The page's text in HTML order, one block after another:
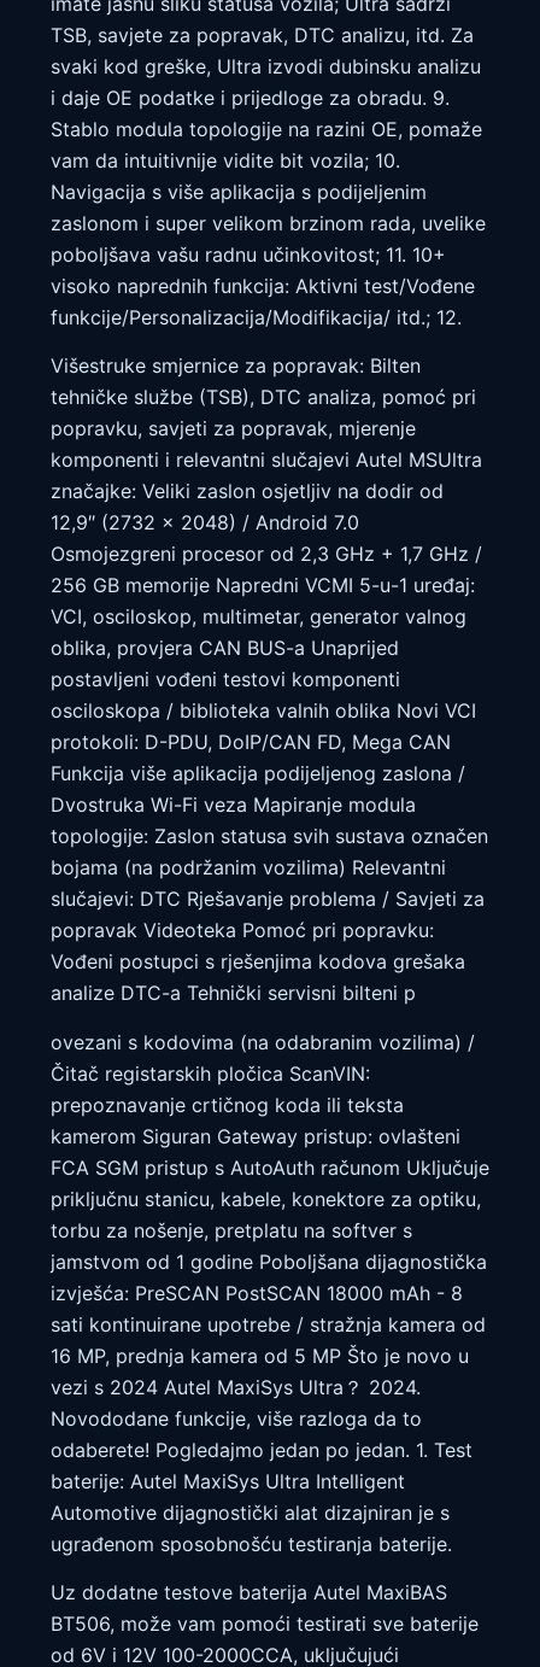
TSB, savjete za popravak, DTC analizu, itd. Za
svaki kod greške, Ultra izvodi dubinsku analizu
i daje OE podatke i prijedloge za obradu. 9.
Stablo modula topologije na razini OE, pomaže
vam da intuitivnije vidite bit vozila; 10.
Navigacija s više aplikacija s podijeljenim
zaslonom i super velikom brzinom rada, uvelike
poboljšava vašu radnu učinkovitost; 11. 10+
visoko naprednih funkcija: Aktivni test/Vođene
funkcije/Personalizacija/Modifikacija/ itd.; 12.
Višestruke smjernice za popravak: Bilten
tehničke službe (TSB), DTC analiza, pomoć pri
popravku, savjeti za popravak, mjerenje
komponenti i relevantni slučajevi Autel MSUltra
značajke: Veliki zaslon osjetljiv na dodir od
12,9″ (2732 x 2048) / Android 7.0
Osmojezgreni procesor od 2,3 GHz + 1,7 GHz /
256 GB memorije Napredni VCMI 5-u-1 uređaj:
VCI, osciloskop, multimetar, generator valnog
oblika, provjera CAN BUS-a Unaprijed
postavljeni vođeni testovi komponenti
osciloskopa / biblioteka valnih oblika Novi VCI
protokoli: D-PDU, DoIP/CAN FD, Mega CAN
Funkcija više aplikacija podijeljenog zaslona /
Dvostruka Wi-Fi veza Mapiranje modula
topologije: Zaslon statusa svih sustava označen
bojama (na podržanim vozilima) Relevantni
slučajevi: DTC Rješavanje problema / Savjeti za
popravak Videoteka Pomoć pri popravku:
Vođeni postupci s rješenjima kodova grešaka
analize DTC-a Tehnički servisni bilteni p
ovezani s kodovima (na odabranim vozilima) /
Čitač registarskih pločica ScanVIN:
prepoznavanje crtičnog koda ili teksta
kamerom Siguran Gateway pristup: ovlašteni
FCA SGM pristup s AutoAuth računom Uključuje
priključnu stanicu, kabele, konektore za optiku,
torbu za nošenje, pretplatu na softver s
jamstvom od 1 godine Poboljšana dijagnostička
izvješća: PreSCAN PostSCAN 18000 mAh - 8
sati kontinuirane upotrebe / stražnja kamera od
16 MP, prednja kamera od 5 MP Što je novo u
vezi s 2024 Autel MaxiSys Ultra？ 2024.
Novododane funkcije, više razloga da to
odaberete! Pogledajmo jedan po jedan. 1. Test
baterije: Autel MaxiSys Ultra Intelligent
Automotive dijagnostički alat dizajniran je s
ugrađenom sposobnošću testiranja baterije.
Uz dodatne testove baterija Autel MaxiBAS
BT506, može vam pomoći testirati sve baterije
od 6V i 12V 100-2000CCA, uključujući